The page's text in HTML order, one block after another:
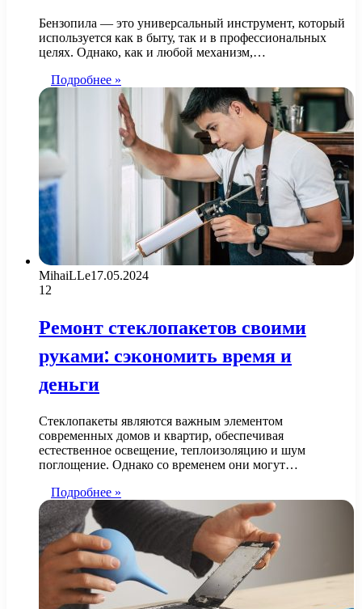
Бензопила — это универсальный инструмент, который
используется как в быту, так и в профессиональных
целях. Однако, как и любой механизм,…
Подробнее »
MihaiLLe17.05.2024
12
Ремонт стеклопакетов своими
руками: сэкономить время и
деньги
Стеклопакеты являются важным элементом
современных домов и квартир, обеспечивая
естественное освещение, теплоизоляцию и шум
поглощение. Однако со временем они могут…
Подробнее »